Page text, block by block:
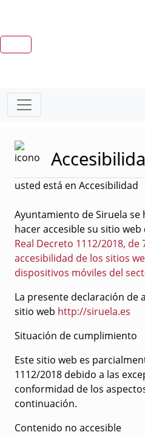
usted está en Accesibilidad
Ayuntamiento de Siruela
hacer accesible su sitio
Real Decreto 1112/2018,
accesibilidad de los sitios
dispositivos móviles del
La presente declaración de
sitio web http://siruela.es
Situación de cumplimiento
Este sitio web es
1112/2018 debido a las
conformidad de los
continuación.
Contenido no accesible